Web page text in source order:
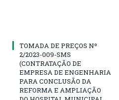
TOMADA DE PREÇOS Nº
2/2023-009-SMS
(CONTRATAÇÃO DE
EMPRESA DE ENGENHARIA
PARA CONCLUSÃO DA
REFORMA E AMPLIAÇÃO